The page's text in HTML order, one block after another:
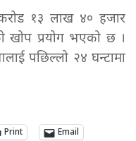
१३ लाख ४० हजार
खोप प्रयोग भएको छ ।
पछिल्लो २४ घन्टामा
Print Email